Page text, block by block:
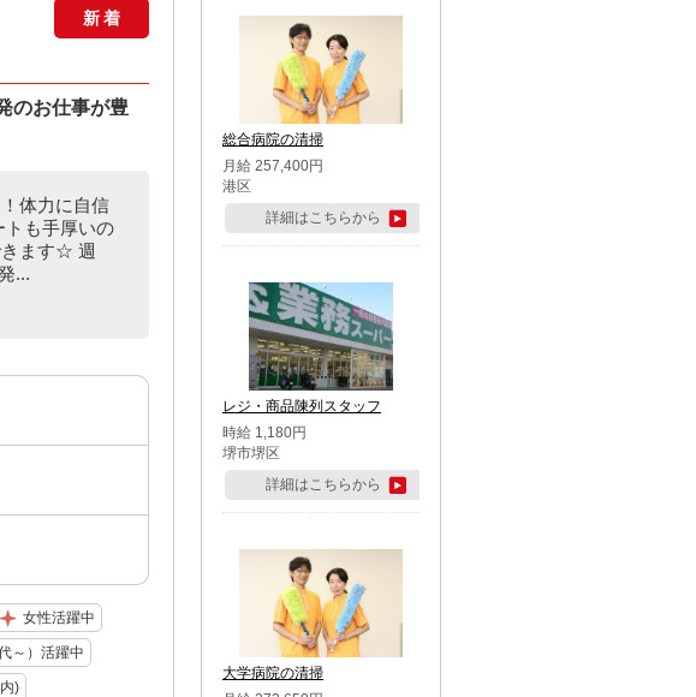
新着
のお仕事が豊
体力に自信
トも手厚いの
ます☆ 週
...
女性活躍中
～）活躍中
)
総合病院の清掃
月給 257,400円
港区
詳細はこちらから
レジ・商品陳列スタッフ
時給 1,180円
堺市堺区
詳細はこちらから
大学病院の清掃